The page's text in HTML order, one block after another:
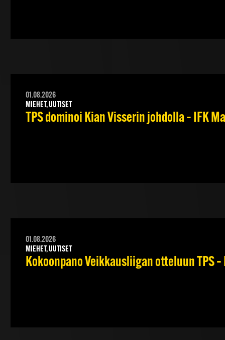
01.08.2026
MIEHET, UUTISET
TPS dominoi Kian Visserin johdolla – IFK
01.08.2026
MIEHET, UUTISET
Kokoonpano Veikkausliigan otteluun TPS